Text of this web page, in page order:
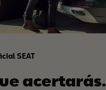
SEAT
acertarás.